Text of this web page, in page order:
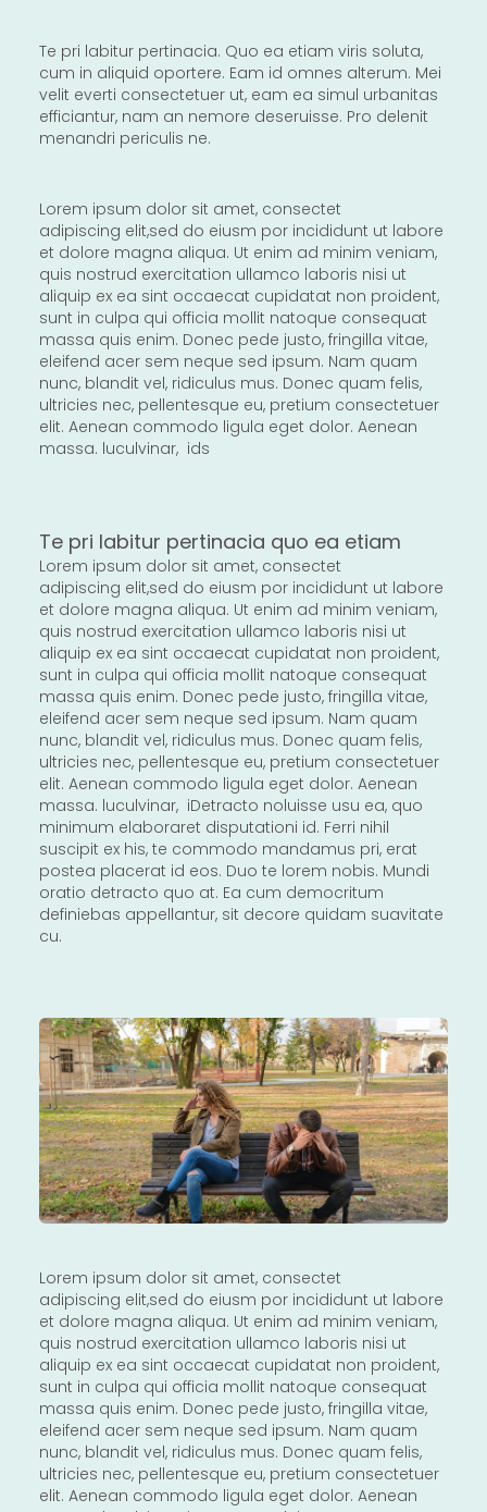
Te pri labitur pertinacia. Quo ea etiam viris soluta,
cum in aliquid oportere. Eam id omnes alterum. Mei
velit everti consectetuer ut, eam ea simul urbanitas
efficiantur, nam an nemore deseruisse. Pro delenit
menandri periculis ne.
Lorem ipsum dolor sit amet, consectet
adipiscing elit,sed do eiusm por incididunt ut labore
et dolore magna aliqua. Ut enim ad minim veniam,
quis nostrud exercitation ullamco laboris nisi ut
aliquip ex ea sint occaecat cupidatat non proident,
sunt in culpa qui officia mollit natoque consequat
massa quis enim. Donec pede justo, fringilla vitae,
eleifend acer sem neque sed ipsum. Nam quam
nunc, blandit vel, ridiculus mus. Donec quam felis,
ultricies nec, pellentesque eu, pretium consectetuer
elit. Aenean commodo ligula eget dolor. Aenean
massa. luculvinar, ids
Te pri labitur pertinacia quo ea etiam
Lorem ipsum dolor sit amet, consectet
adipiscing elit,sed do eiusm por incididunt ut labore
et dolore magna aliqua. Ut enim ad minim veniam,
quis nostrud exercitation ullamco laboris nisi ut
aliquip ex ea sint occaecat cupidatat non proident,
sunt in culpa qui officia mollit natoque consequat
massa quis enim. Donec pede justo, fringilla vitae,
eleifend acer sem neque sed ipsum. Nam quam
nunc, blandit vel, ridiculus mus. Donec quam felis,
ultricies nec, pellentesque eu, pretium consectetuer
elit. Aenean commodo ligula eget dolor. Aenean
massa. luculvinar, iDetracto noluisse usu ea, quo
minimum elaboraret disputationi id. Ferri nihil
suscipit ex his, te commodo mandamus pri, erat
postea placerat id eos. Duo te lorem nobis. Mundi
oratio detracto quo at. Ea cum democritum
definiebas appellantur, sit decore quidam suavitate
cu.
Lorem ipsum dolor sit amet, consectet
adipiscing elit,sed do eiusm por incididunt ut labore
et dolore magna aliqua. Ut enim ad minim veniam,
quis nostrud exercitation ullamco laboris nisi ut
aliquip ex ea sint occaecat cupidatat non proident,
sunt in culpa qui officia mollit natoque consequat
massa quis enim. Donec pede justo, fringilla vitae,
eleifend acer sem neque sed ipsum. Nam quam
nunc, blandit vel, ridiculus mus. Donec quam felis,
ultricies nec, pellentesque eu, pretium consectetuer
elit. Aenean commodo ligula eget dolor. Aenean